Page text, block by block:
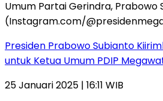
Presiden Prabowo Subianto
untuk Ketua Umum PDIP
25 Januari 2025 | 16:11 WIB